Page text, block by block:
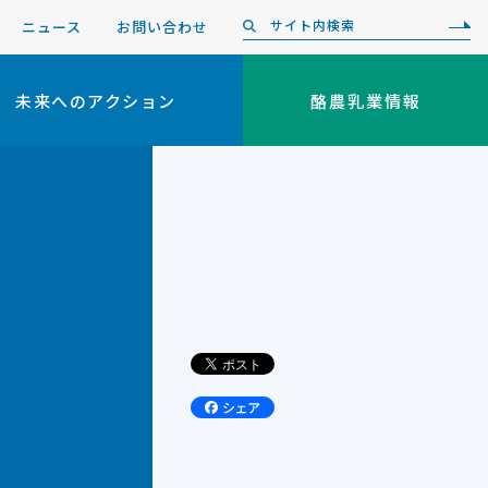
ニュース お問い合わせ
未来へのアクション 酪農乳業情報